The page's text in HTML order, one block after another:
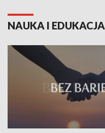
NAUKA I EDUKACJA